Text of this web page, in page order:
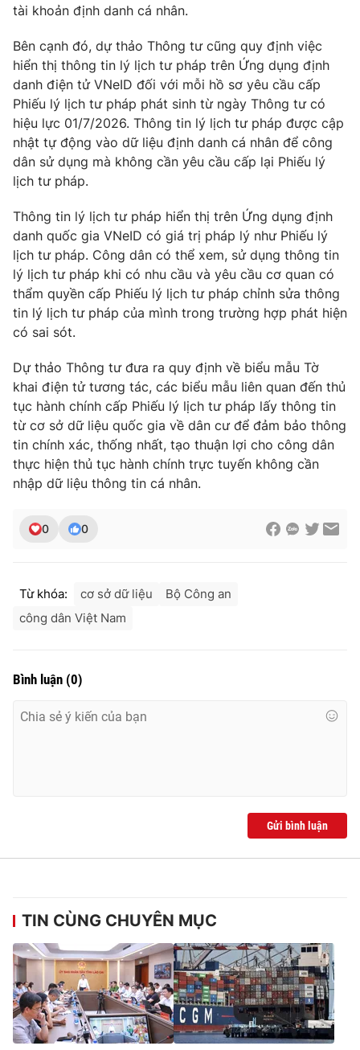
Ðiện thoại Thời báo VTV:024.66 897 897
Liên hệ quảng cáo: 024-7300.7108
® Cấm sao chép dưới mọi hình thức nếu không có sự chấp
thuận bằng văn bản. Ghi rõ nguồn VTV.vn khi phát hành lại
thông tin từ website này.
tài khoản định danh cá nhân.
Bên cạnh đó, dự thảo Thông tư cũng quy định việc
hiển thị thông tin lý lịch tư pháp trên Ứng dụng định
danh điện tử VNeID đối với mỗi hồ sơ yêu cầu cấp
Phiếu lý lịch tư pháp phát sinh từ ngày Thông tư có
hiệu lực 01/7/2026. Thông tin lý lịch tư pháp được cập
nhật tự động vào dữ liệu định danh cá nhân để công
dân sử dụng mà không cần yêu cầu cấp lại Phiếu lý
lịch tư pháp.
Thông tin lý lịch tư pháp hiển thị trên Ứng dụng định
danh quốc gia VNeID có giá trị pháp lý như Phiếu lý
lịch tư pháp. Công dân có thể xem, sử dụng thông tin
lý lịch tư pháp khi có nhu cầu và yêu cầu cơ quan có
thẩm quyền cấp Phiếu lý lịch tư pháp chỉnh sửa thông
tin lý lịch tư pháp của mình trong trường hợp phát hiện
có sai sót.
Dự thảo Thông tư đưa ra quy định về biểu mẫu Tờ
khai điện tử tương tác, các biểu mẫu liên quan đến thủ
tục hành chính cấp Phiếu lý lịch tư pháp lấy thông tin
từ cơ sở dữ liệu quốc gia về dân cư để đảm bảo thông
tin chính xác, thống nhất, tạo thuận lợi cho công dân
thực hiện thủ tục hành chính trực tuyến không cần
nhập dữ liệu thông tin cá nhân.
0 0
Từ khóa: cơ sở dữ liệu
Bộ Công an
công dân Việt Nam
Bình luận (0)
Gửi bình luận
TIN CÙNG CHUYÊN MỤC